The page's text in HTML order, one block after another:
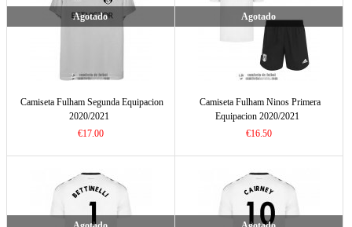
Agotado
Camiseta Fulham Segunda Equipacion
2020/2021
€17.00
Agotado
Camiseta Fulham Ninos Primera
Equipacion 2020/2021
€16.50